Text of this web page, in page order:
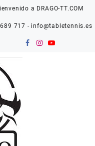
a DRAGO-TT.COM
717 - info@tabletennis.es